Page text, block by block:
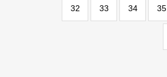
32 33 34 35